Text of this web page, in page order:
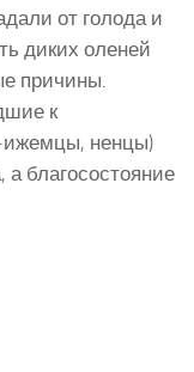
от голода и
диких оленей
причины.
к
ижемцы, ненцы)
а благосостояние